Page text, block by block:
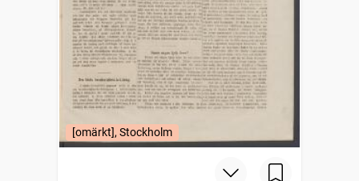
[omärkt], Stockholm